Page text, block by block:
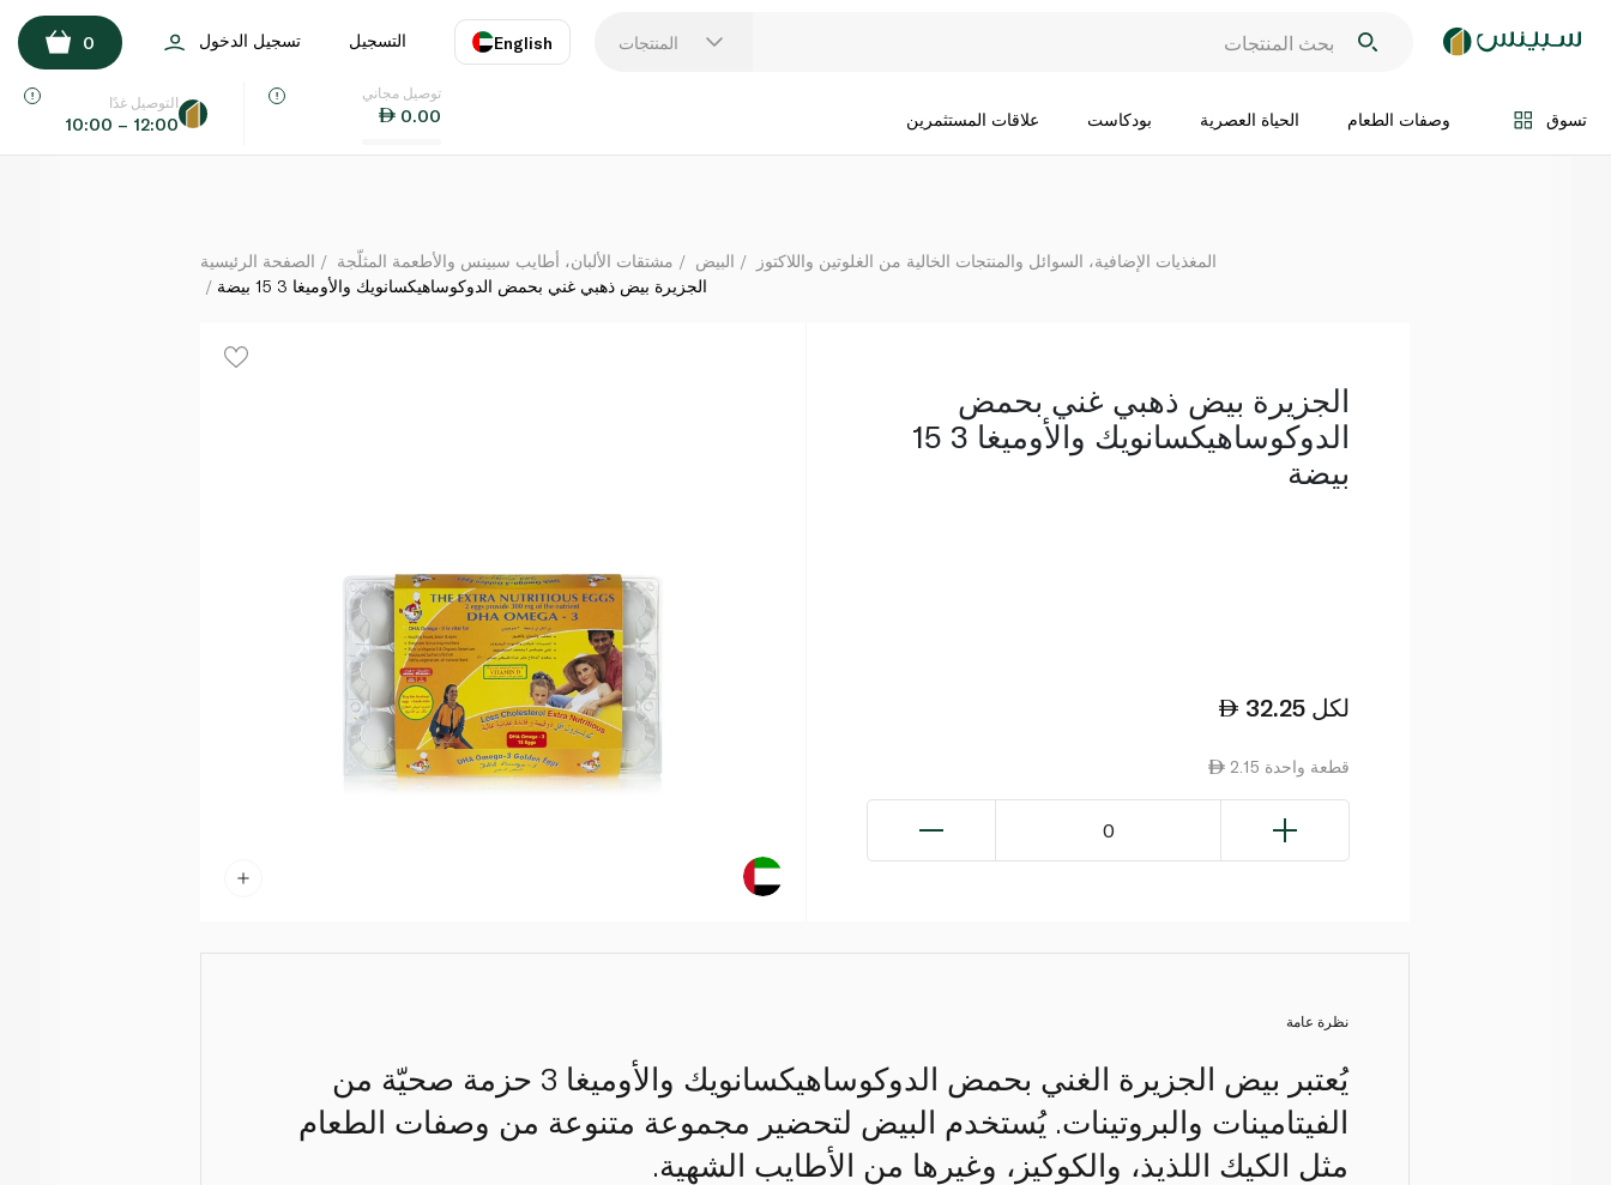
المنتجات English
اللغة
التسجيل تسجيل الدخول 0
تسوق وصفات الطعام الحياة العصرية بودكاست علاقات المستثمرين
توصيل مجاني
0.00
التوصيل غدًا
10:00 – 12:00
الجزيرة بيض ذهبي غني بحمض الدوكوساهيكسانويك والأوميغا 3 15 بيضة
اضف الى السلة
الصفحة الرئيسية مشتقات الألبان، أطايب سبينس والأطعمة المثلّجة البيض
المغذيات الإضافية، السوائل والمنتجات الخالية من الغلوتين واللاكتوز
الجزيرة بيض ذهبي غني بحمض الدوكوساهيكسانويك والأوميغا 3 15 بيضة
الجزيرة بيض ذهبي غني بحمض
الدوكوساهيكسانويك والأوميغا 3 15
بيضة
32.25 لكل
2.15 قطعة واحدة
0
نظرة عامة
يُعتبر بيض الجزيرة الغني بحمض الدوكوساهيكسانويك والأوميغا 3 حزمة صحيّة من
الفيتامينات والبروتينات. يُستخدم البيض لتحضير مجموعة متنوعة من وصفات الطعام
مثل الكيك اللذيذ، والكوكيز، وغيرها من الأطايب الشهية.